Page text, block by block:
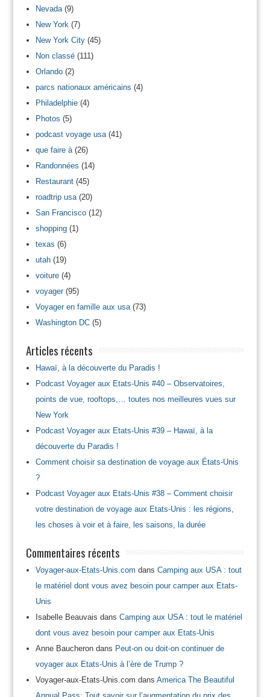
Nevada(9)
New York(7)
New York City(45)
Non classé(111)
Orlando(2)
parcs nationaux américains (4)
Philadelphie(4)
Photos (5)
podcast voyage usa(41)
que faire à(26)
Randonnées (14)
Restaurant(45)
roadtrip usa(20)
San Francisco(12)
shopping(1)
texas (6)
utah(19)
voiture(4)
voyager(95)
Voyager en famille aux usa(73)
Washington DC(5)
Articles récents
Hawaï, à la découverte du Paradis !
Podcast Voyager aux Etats-Unis #40 – Observatoires,
points de vue, rooftops,… toutes nos meilleures vues sur
New York
Podcast Voyager aux Etats-Unis #39 – Hawaï, à la
découverte du Paradis !
Comment choisir sa destination de voyage aux États-Unis
?
Podcast Voyager aux Etats-Unis #38 – Comment choisir
votre destination de voyage aux Etats-Unis : les régions,
les choses à voir et à faire, les saisons, la durée
Commentaires récents
Voyager-aux-Etats-Unis.com dans Camping aux USA : tout
le matériel dont vous avez besoin pour camper aux Etats-
Unis
Isabelle Beauvais dans Camping aux USA : tout le matériel
dont vous avez besoin pour camper aux Etats-Unis
Anne Baucherondans Peut-on ou doit-on continuer de
voyager aux Etats-Unis à l’ère de Trump ?
Voyager-aux-Etats-Unis.com dans America The Beautiful